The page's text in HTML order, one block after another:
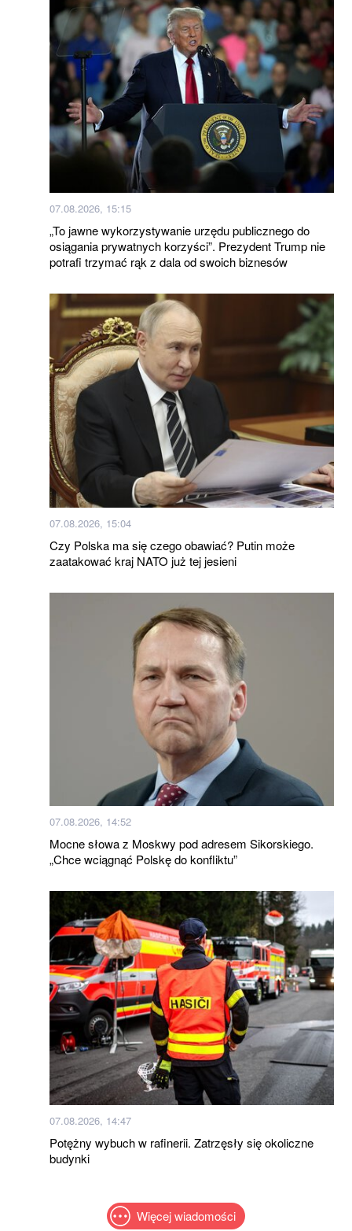
07.08.2026, 15:15
„To jawne wykorzystywanie urzędu publicznego do
osiągania prywatnych korzyści”. Prezydent Trump nie
potrafi trzymać rąk z dala od swoich biznesów
07.08.2026, 15:04
Czy Polska ma się czego obawiać? Putin może
zaatakować kraj NATO już tej jesieni
07.08.2026, 14:52
Mocne słowa z Moskwy pod adresem Sikorskiego.
„Chce wciągnąć Polskę do konfliktu”
07.08.2026, 14:47
Potężny wybuch w rafinerii. Zatrzęsły się okoliczne
budynki
Więcej wiadomości